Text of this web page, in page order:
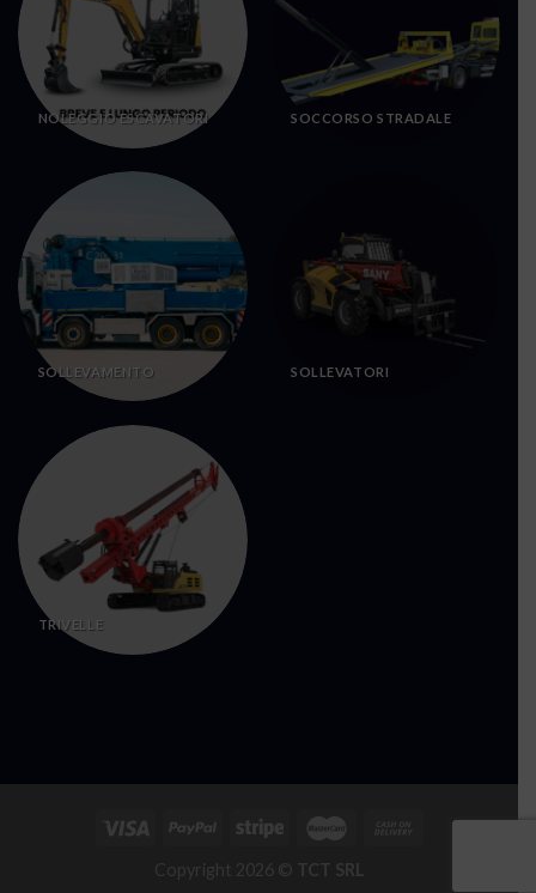
NOLEGGIO ESCAVATORI SOCCORSO STRADALE
SOLLEVAMENTO SOLLEVATORI
TRIVELLE
Copyright 2026 © TCT SRL